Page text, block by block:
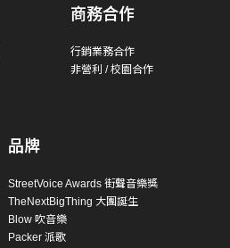
商務合作
行銷業務合作
非營利 / 校園合作
品牌
StreetVoice Awards 街聲音樂獎
TheNextBigThing 大團誕生
Blow 吹音樂
Packer 派歌